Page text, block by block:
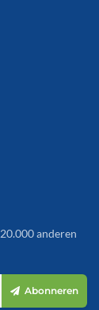
anderen
Abonneren